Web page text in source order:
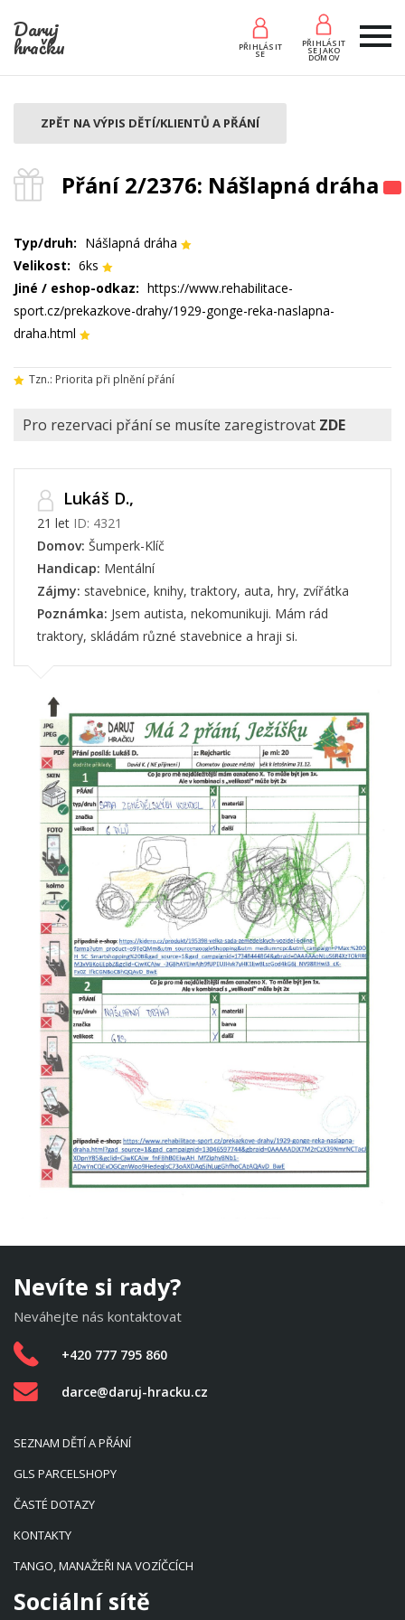
Daruj
hračku PŘIHLÁSIT
SE
PŘIHLÁSIT
SE JAKO
DOMOV
Přání 2/2376: Nášlapná dráha
ZPĚT NA VÝPIS DĚTÍ/KLIENTŮ A PŘÁNÍ
Typ/druh: Nášlapná dráha
Velikost: 6ks
Jiné / eshop-odkaz: https://www.rehabilitace-
sport.cz/prekazkove-drahy/1929-gonge-reka-naslapna-
draha.html
Tzn.: Priorita při plnění přání
Pro rezervaci přání se musíte zaregistrovat ZDE
Lukáš D.,
21 let ID: 4321
Domov: Šumperk-Klíč
Handicap: Mentální
Zájmy: stavebnice, knihy, traktory, auta, hry, zvířátka
Poznámka: Jsem autista, nekomunikuji. Mám rád
traktory, skládám různé stavebnice a hraji si.
Nevíte si rady?
Neváhejte nás kontaktovat
+420 777 795 860
darce@daruj-hracku.cz
SEZNAM DĚTÍ A PŘÁNÍ
GLS PARCELSHOPY
ČASTÉ DOTAZY
KONTAKTY
TANGO, MANAŽEŘI NA VOZÍČCÍCH
Sociální sítě